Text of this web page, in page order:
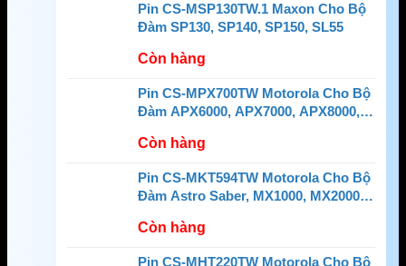
Pin CS-MSP130TW.1 Maxon Cho Bộ
Đàm SP130, SP140, SP150, SL55
Còn hàng
Pin CS-MPX700TW Motorola Cho Bộ
Đàm APX6000, APX7000, APX8000,
Còn hàng
Pin CS-MKT594TW Motorola Cho Bộ
Đàm Astro Saber, MX1000, MX2000,
Còn hàng
Pin CS-MHT220TW Motorola Cho Bộ